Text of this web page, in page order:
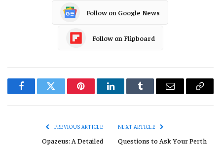
Follow on Google News
Follow on Flipboard
FacebookTwitter PinterestLinkedInTumblr Email
Copy
PREVIOUS ARTICLE
Opazeus: A Detailed
NEXT ARTICLE
Questions to Ask Your Perth